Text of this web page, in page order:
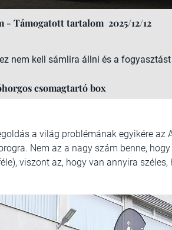
- Támogatott tartalom 2025/12/12
nem kell sámlira állni és a
csomagtartó box
a világ problémának egyikére az
Nem az a nagy szám benne,
viszont az, hogy van annyira széles,